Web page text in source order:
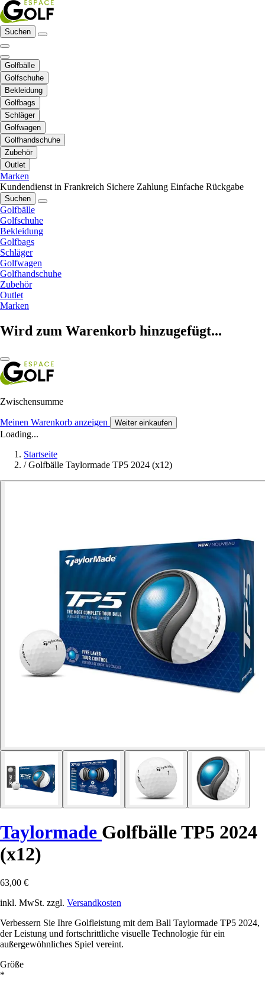
Suchen
Golfbälle
Golfschuhe
Bekleidung
Golfbags
Schläger
Golfwagen
Golfhandschuhe
Zubehör
Outlet
Marken
Kundendienst in Frankreich Sichere Zahlung Einfache Rückgabe
Suchen
Golfbälle
Golfschuhe
Bekleidung
Golfbags
Schläger
Golfwagen
Golfhandschuhe
Zubehör
Outlet
Marken
Wird zum Warenkorb hinzugefügt...
Zwischensumme
Meinen Warenkorb anzeigen Weiter einkaufen
Loading...
Startseite
/ Golfbälle Taylormade TP5 2024 (x12)
Taylormade Golfbälle TP5 2024
(x12)
63,00 €
inkl. MwSt. zzgl. Versandkosten
Verbessern Sie Ihre Golfleistung mit dem Ball Taylormade TP5 2024,
der Leistung und fortschrittliche visuelle Technologie für ein
außergewöhnliches Spiel vereint.
Größe
*